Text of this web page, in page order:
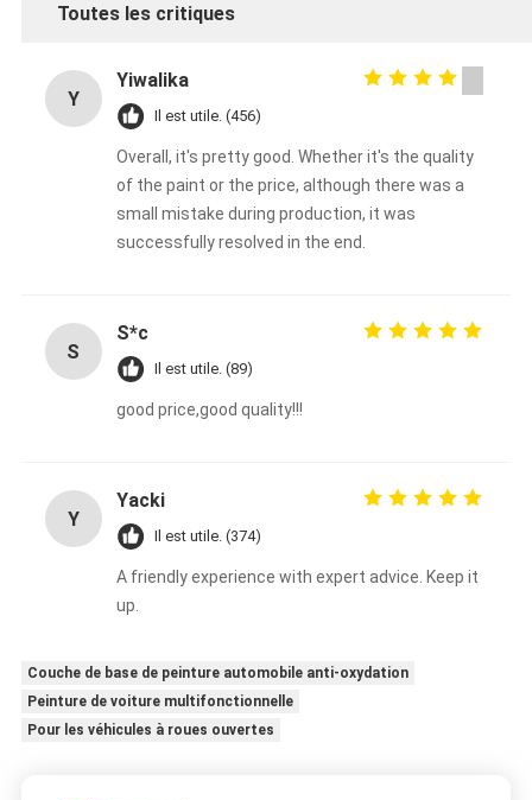
Toutes les critiques
Y
Yiwalika
Il est utile. (456)
Overall, it's pretty good. Whether it's the quality
of the paint or the price, although there was a
small mistake during production, it was
successfully resolved in the end.
S
S*c
Il est utile. (89)
good price,good quality!!!
Y
Yacki
Il est utile. (374)
A friendly experience with expert advice. Keep it
up.
Couche de base de peinture automobile anti-oxydation
Peinture de voiture multifonctionnelle
Pour les véhicules à roues ouvertes